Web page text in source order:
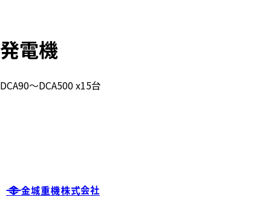
発電機
DCA90～DCA500 x15台